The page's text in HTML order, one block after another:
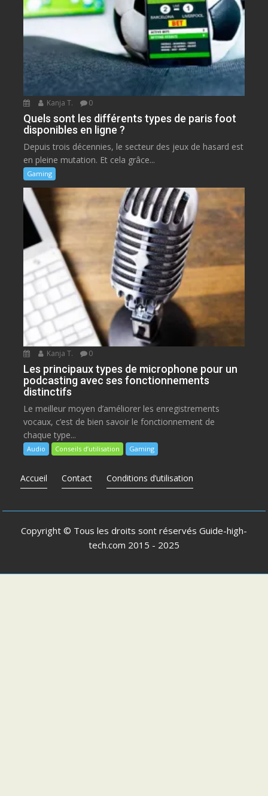
Kanja T. 0
Quels sont les différents types de paris foot
disponibles en ligne ?
Depuis trois décennies, le secteur des jeux de hasard est
en pleine mutation. Et cela grâce...
Gaming
Kanja T. 0
Les principaux types de microphone pour un
podcasting avec ses fonctionnements
distinctifs
Le meilleur moyen d’améliorer les enregistrements
vocaux, c’est de bien savoir le fonctionnement de
chaque type...
Audio Conseils d’utilisation Gaming
Accueil Contact Conditions d’utilisation
Copyright © Tous les droits sont réservés Guide-high-
tech.com 2015 - 2025